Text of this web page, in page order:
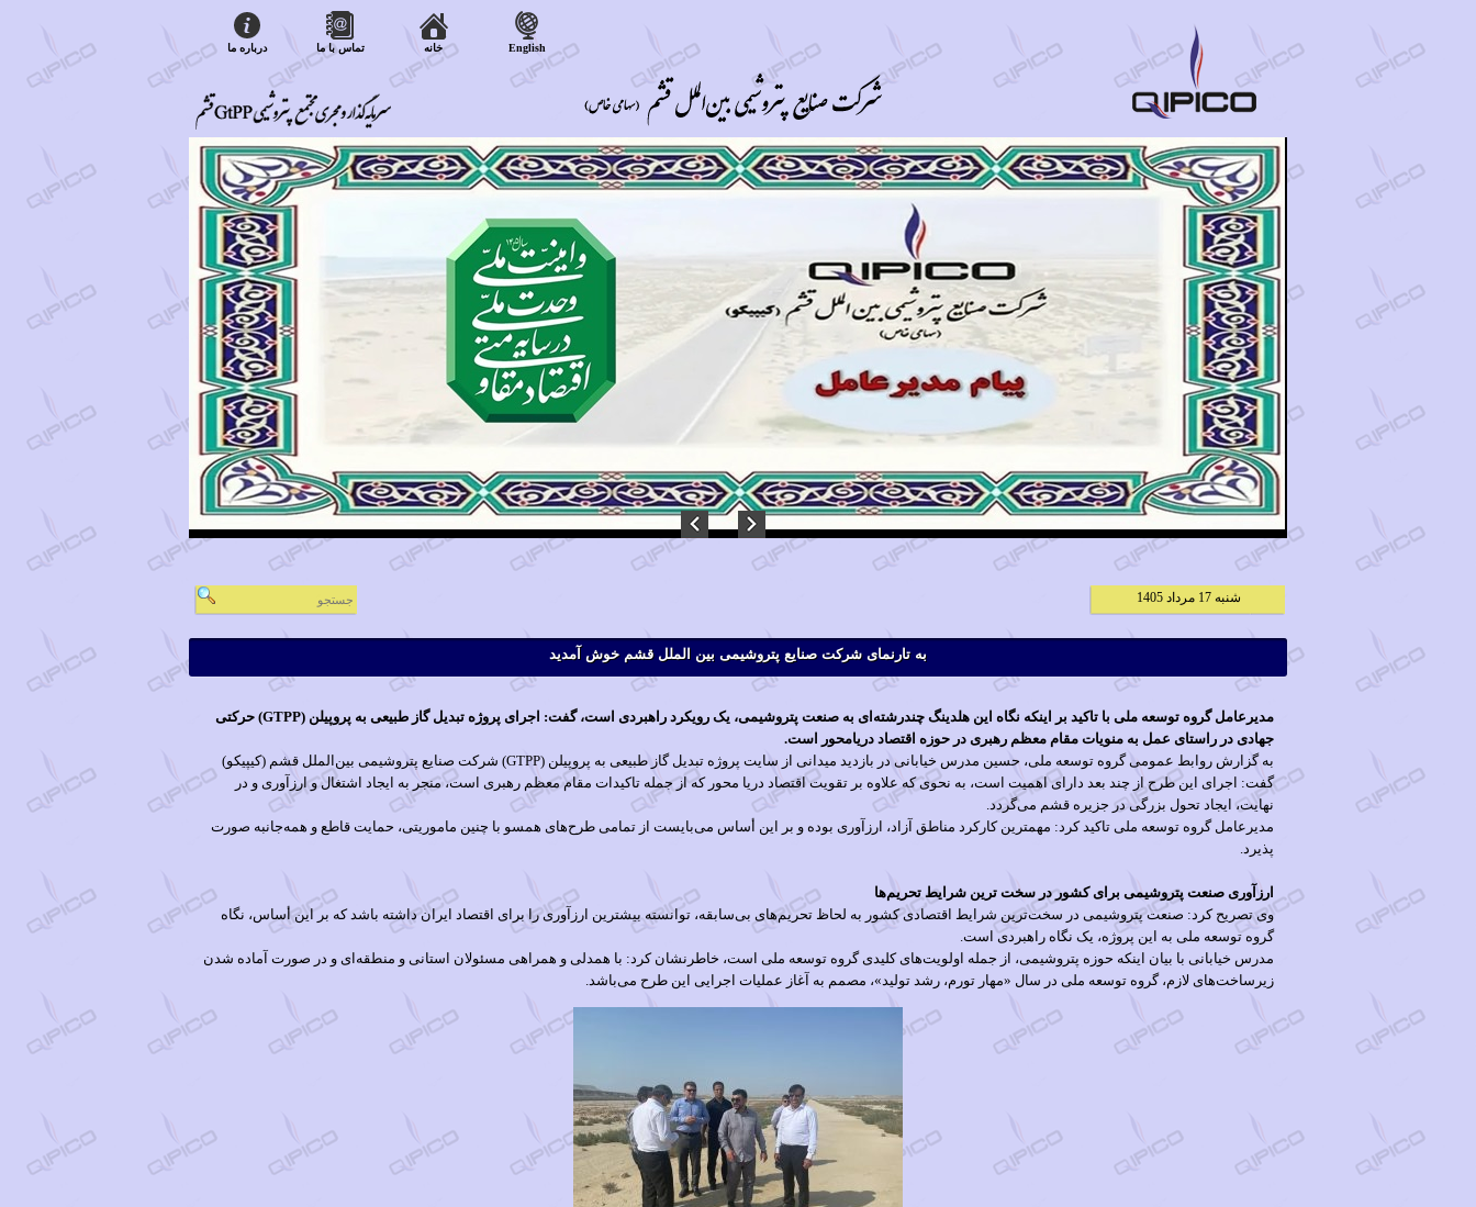
درباره ما تماس با ما خانه English
شنبه 17 مرداد 1405
به تارنمای شرکت صنایع پتروشیمی بین الملل قشم خوش آمدید
مدیرعامل گروه توسعه ملی با تاکید بر اینکه نگاه این هلدینگ چندرشته‌ای به صنعت پتروشیمی، یک رویکرد راهبردی است، گفت: اجرای پروژه تبدیل گاز طبیعی به پروپیلن (GTPP) حرکتی
جهادی در راستای عمل به منویات مقام معظم رهبری در حوزه اقتصاد دریامحور است.
به گزارش روابط عمومی گروه توسعه ملی، حسین مدرس خیابانی در بازدید میدانی از سایت پروژه تبدیل گاز طبیعی به پروپیلن (GTPP) شرکت صنایع پتروشیمی بین‌الملل قشم (کیپیکو)
گفت: اجرای این طرح از چند بعد دارای اهمیت است، به نحوی که علاوه بر تقویت اقتصاد دریا محور که از جمله تاکیدات مقام معظم رهبری است، منجر به ایجاد اشتغال و ارزآوری و در
نهایت، ایجاد تحول بزرگی در جزیره قشم می‌گردد.
مدیرعامل گروه توسعه ملی تاکید کرد: مهمترین کارکرد مناطق آزاد، ارزآوری بوده و بر این أساس می‌بایست از تمامی طرح‌های همسو با چنین ماموریتی، حمایت قاطع و همه‌جانبه صورت
پذیرد.
ارزآوری صنعت پتروشیمی برای کشور در سخت ترین شرایط تحریم‌ها
وی تصریح کرد: صنعت پتروشیمی در سخت‌ترین شرایط اقتصادی کشور به لحاظ تحریم‌های بی‌سابقه، توانسته بیشترین ارزآوری را برای اقتصاد ایران داشته باشد که بر این أساس، نگاه
گروه توسعه ملی به این پروژه، یک نگاه راهبردی است.
مدرس خیابانی با بیان اینکه حوزه پتروشیمی، از جمله اولویت‌های کلیدی گروه توسعه ملی است، خاطرنشان کرد: با همدلی و همراهی مسئولان استانی و منطقه‌ای و در صورت آماده ‌شدن
زیرساخت‌های لازم، گروه توسعه ملی در سال «مهار تورم، رشد تولید»، مصمم به آغاز عملیات اجرایی این طرح می‌باشد.